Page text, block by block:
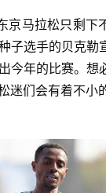
子选手的贝克勒
今年的比赛。想
迷们会有着不小